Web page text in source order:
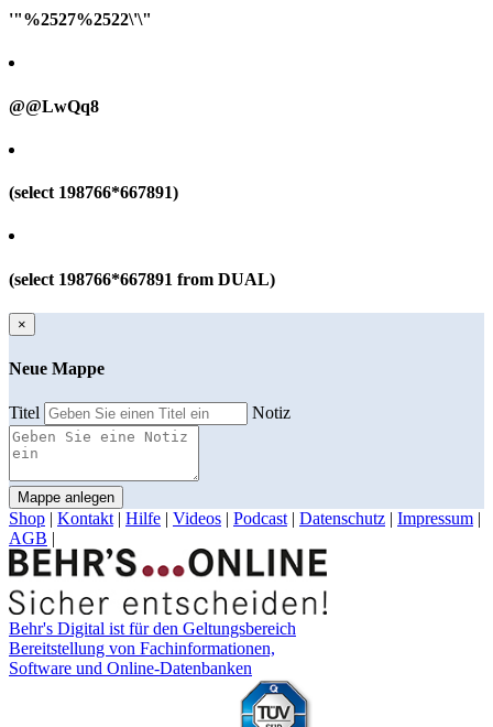
'"%2527%2522\'\"
@@LwQq8
(select 198766*667891)
(select 198766*667891 from DUAL)
×
Neue Mappe
Titel Notiz
Mappe anlegen
Shop | Kontakt | Hilfe | Videos | Podcast | Datenschutz | Impressum |
AGB |
Behr's Digital ist für den Geltungsbereich
Bereitstellung von Fachinformationen,
Software und Online-Datenbanken